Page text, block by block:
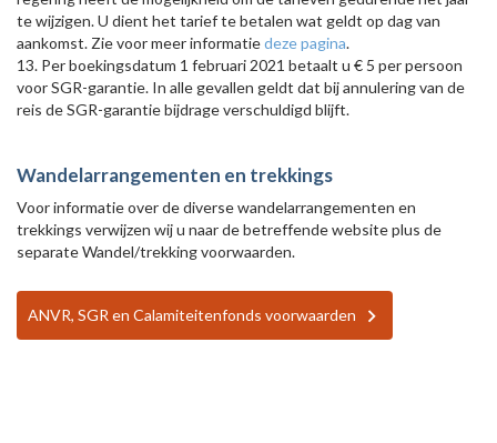
te wijzigen. U dient het tarief te betalen wat geldt op dag van
aankomst. Zie voor meer informatiedeze pagina.
13. Per boekingsdatum 1 februari 2021 betaalt u € 5 per persoon
voor SGR-garantie. In alle gevallen geldt dat bij annulering van de
reis de SGR-garantie bijdrage verschuldigd blijft.
Wandelarrangementen en trekkings
Voor informatie over de diverse wandelarrangementen en
trekkings verwijzen wij u naar de betreffende website plus de
separate Wandel/trekking voorwaarden.
ANVR, SGR en Calamiteitenfonds voorwaarden